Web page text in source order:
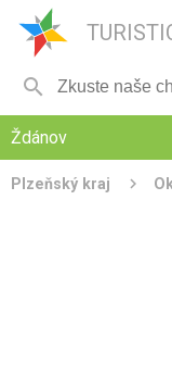

Ždánov
Plzeňský kraj